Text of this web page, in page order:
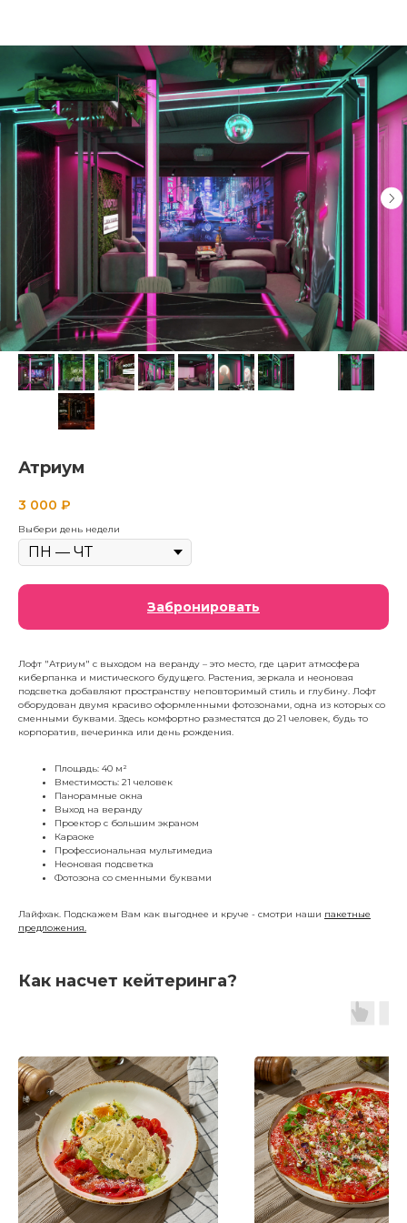
Атриум
3 000 ₽
Выбери день недели
Забронировать
Лофт "Атриум" с выходом на веранду – это место, где царит атмосфера
киберпанка и мистического будущего. Растения, зеркала и неоновая
подсветка добавляют пространству неповторимый стиль и глубину. Лофт
оборудован двумя красиво оформленными фотозонами, одна из которых со
сменными буквами. Здесь комфортно разместятся до 21 человек, будь то
корпоратив, вечеринка или день рождения.
Площадь: 40 м²
Вместимость: 21 человек
Панорамные окна
Выход на веранду
Проектор с большим экраном
Караоке
Профессиональная мультимедиа
Неоновая подсветка
Фотозона со сменными буквами
Лайфхак. Подскажем Вам как выгоднее и круче - смотри наши пакетные
предложения.
Как насчет кейтеринга?